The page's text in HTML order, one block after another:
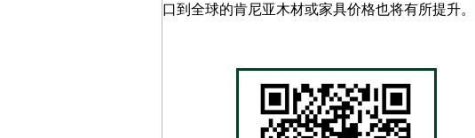
口到全球的肯尼亚木材或家具价格也将有所提升。